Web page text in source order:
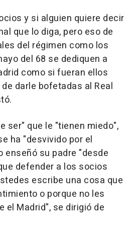
y si alguien quiere decir
que lo diga, pero eso de
del régimen como los
del 68 se dediquen a
como si fueran ellos
darle bofetadas al Real
ser" que le "tienen miedo",
ha "desvivido por el
enseñó su padre "desde
defender a los socios
escribe una cosa que
o porque no les
el Madrid", se dirigió de